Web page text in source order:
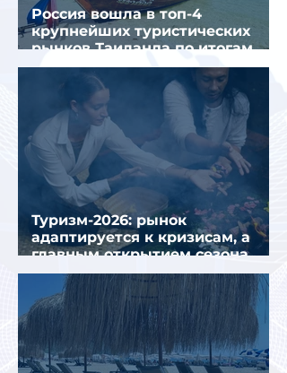
Россия вошла в топ-4
крупнейших туристических
рынков Таиланда по итогам
семи месяцев 2026 года
Туризм-2026: рынок
адаптируется к кризисам, а
главным открытием сезона
стал Вьетнам